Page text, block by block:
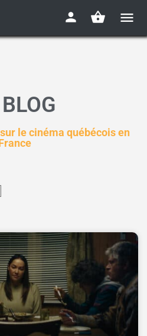
le cinéma québécois en